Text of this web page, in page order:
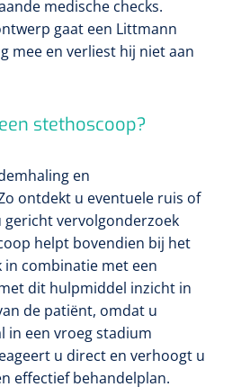
medische checks.
gaat een Littmann
mee en verliest hij niet aan
stethoscoop?
en
ontdekt u eventuele ruis of
gericht vervolgonderzoek
helpt bovendien bij het
combinatie met een
dit hulpmiddel inzicht in
de patiënt, omdat u
in een vroeg stadium
u direct en verhoogt u
effectief behandelplan.